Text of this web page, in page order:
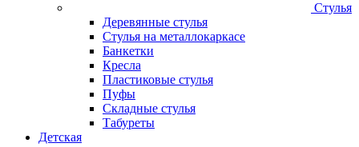
Стулья
Деревянные стулья
Стулья на металлокаркасе
Банкетки
Кресла
Пластиковые стулья
Пуфы
Складные стулья
Табуреты
Детская